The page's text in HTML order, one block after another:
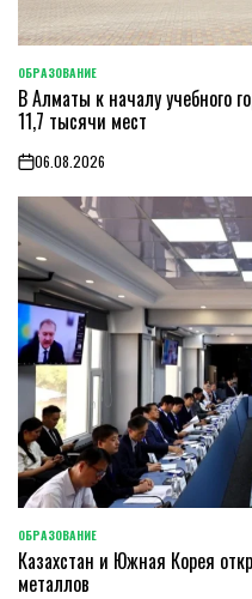
POSTED
IN
ОБРАЗОВАНИЕ
В Алматы к началу учебного
11,7 тысячи мест
on06.08.2026
POSTED
IN
ОБРАЗОВАНИЕ
Казахстан и Южная Корея
металлов